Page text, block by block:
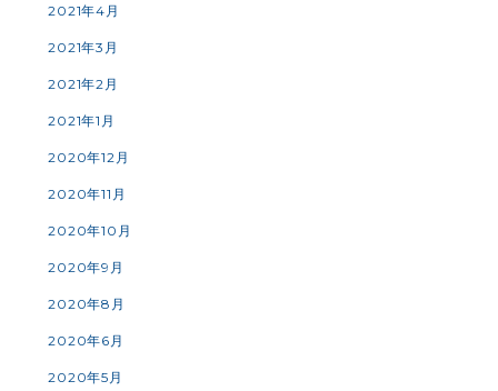
2021年4月
2021年3月
2021年2月
2021年1月
2020年12月
2020年11月
2020年10月
2020年9月
2020年8月
2020年6月
2020年5月